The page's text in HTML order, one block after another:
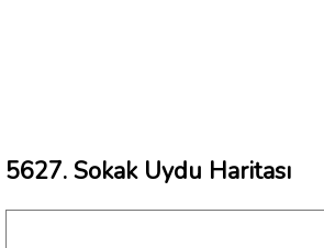
5627. Sokak Uydu Haritası